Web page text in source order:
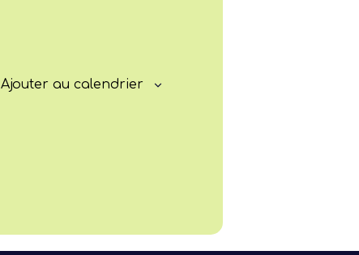
Ajouter au calendrier